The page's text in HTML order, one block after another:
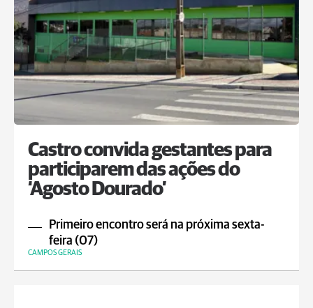
Castro convida gestantes para
participarem das ações do
‘Agosto Dourado’
Primeiro encontro será na próxima sexta-
feira (07)
CAMPOS GERAIS